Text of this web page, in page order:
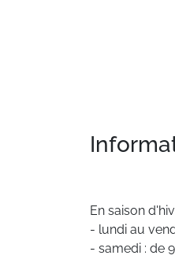
En saison
- lundi au
- samedi : de